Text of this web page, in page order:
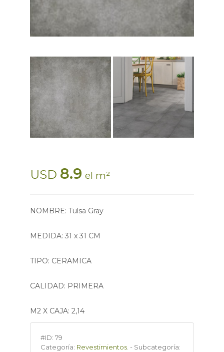
USD 8.9 el m²
NOMBRE: Tulsa Gray
MEDIDA: 31 x 31 CM
TIPO: CERAMICA
CALIDAD: PRIMERA
M2 X CAJA: 2,14
#ID: 79
Categoría: Revestimientos - Subcategoría: